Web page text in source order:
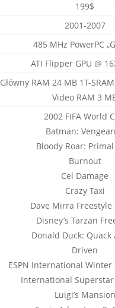
199$
2001-2007
485 MHz PowerPC
ATI Flipper GPU @
Główny RAM 24 MB 1T-
Video RAM 3
2002 FIFA World
Batman:
Bloody Roar:
Burnout
Cel Damage
Crazy Taxi
Dave Mirra Freestyle
Disney’s Tarzan
Donald Duck: Quack
Driven
ESPN International Winter
International Superstar
Luigi’s Mansion